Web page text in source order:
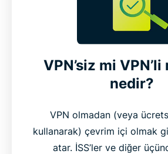
VPN’siz mi
nedir?
VPN olmadan (veya
kullanarak) çevrim içi olmak
atar. İSS’ler ve diğer